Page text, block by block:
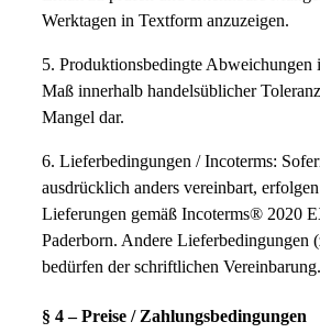
Werktagen in Textform anzuzeigen.
5. Produktionsbedingte Abweichungen
Maß innerhalb handelsüblicher
Mangel dar.
6. Lieferbedingungen / Incoterms:
ausdrücklich anders vereinbart,
Lieferungen gemäß Incoterms® 2020
Paderborn. Andere Lieferbedingungen
bedürfen der schriftlichen Vereinbarung.
§ 4 – Preise / Zahlungsbedingungen